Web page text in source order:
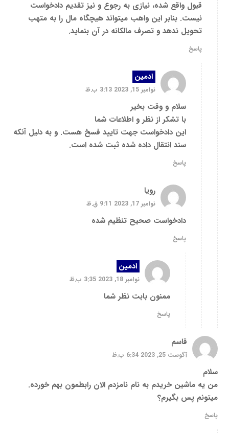
قبول واقع شده، نیازی به رجوع و نیز تقدیم دادخواست
نیست. بنابر این واهب میتواند هیچگاه مال را به متهب
تحویل ندهد و تصرف مالکانه در آن بنماید.
پاسخ
ادمین
نوامبر 15, 2023 3:13 ب.ظ
سلام و وقت بخیر
با تشکر از نظر و اطلاعات شما
این دادخواست جهت تایید فسخ هست. و به دلیل آنکه
سند انتقال داده شده ثبت شده است.
پاسخ
رویا
نوامبر 17, 2023 9:11 ق.ظ
دادخواست صحیح تنظیم شده
پاسخ
ادمین
نوامبر 18, 2023 3:35 ب.ظ
ممنون بابت نظر شما
پاسخ
قاسم
آگوست 25, 2023 6:34 ب.ظ
سلام
من یه ماشین خریدم به نام نامزدم الان رابطمون بهم خورده.
میتونم پس بگیرم؟
پاسخ